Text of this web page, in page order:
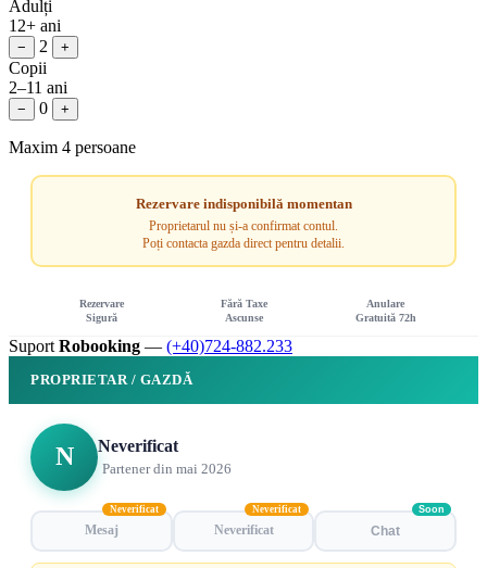
Adulți
12+ ani
− 2 +
Copii
2–11 ani
− 0 +
Maxim 4 persoane
Rezervare indisponibilă momentan
Proprietarul nu și-a confirmat contul.
Poți contacta gazda direct pentru detalii.
Rezervare
Sigură
Fără Taxe
Ascunse
Anulare
Gratuită 72h
Suport Robooking — (+40)724-882.233
PROPRIETAR / GAZDĂ
N Neverificat
Partener din mai 2026
Mesaj
Neverificat
Neverificat
Neverificat
Chat
Soon